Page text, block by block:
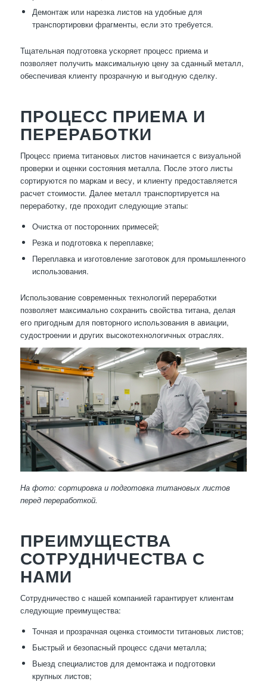
Демонтаж или нарезка листов на удобные для
транспортировки фрагменты, если это требуется.
Тщательная подготовка ускоряет процесс приема и
позволяет получить максимальную цену за сданный металл,
обеспечивая клиенту прозрачную и выгодную сделку.
ПРОЦЕСС ПРИЕМА И
ПЕРЕРАБОТКИ
Процесс приема титановых листов начинается с визуальной
проверки и оценки состояния металла. После этого листы
сортируются по маркам и весу, и клиенту предоставляется
расчет стоимости. Далее металл транспортируется на
переработку, где проходит следующие этапы:
Очистка от посторонних примесей;
Резка и подготовка к переплавке;
Переплавка и изготовление заготовок для промышленного
использования.
Использование современных технологий переработки
позволяет максимально сохранить свойства титана, делая
его пригодным для повторного использования в авиации,
судостроении и других высокотехнологичных отраслях.
На фото: сортировка и подготовка титановых листов
перед переработкой.
ПРЕИМУЩЕСТВА
СОТРУДНИЧЕСТВА С
НАМИ
Сотрудничество с нашей компанией гарантирует клиентам
следующие преимущества:
Точная и прозрачная оценка стоимости титановых листов;
Быстрый и безопасный процесс сдачи металла;
Выезд специалистов для демонтажа и подготовки
крупных листов;